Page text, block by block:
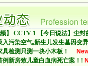
频】 CCTV-1 【今日说法】尘封
入污染空气,新生儿发生基因变
具检测只测一块小木板！
例新房致儿童白血病死亡案！!